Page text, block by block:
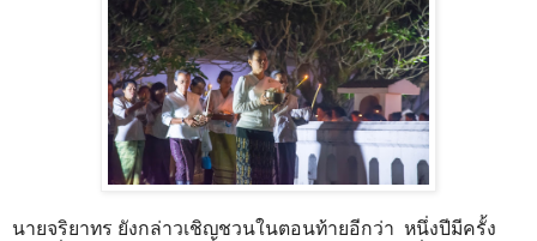
นายจริยาทร ยังกล่าวเชิญชวนในตอนท้ายอีกว่า หนึ่งปีมีครั้ง